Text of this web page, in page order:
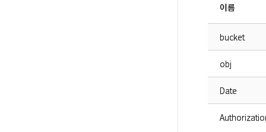
이름
bucket
obj
Date